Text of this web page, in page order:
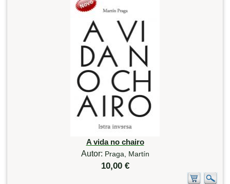
A vida no chairo
Autor: Praga, Martín
10,00 €